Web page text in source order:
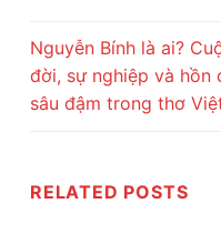
Nguyễn Bính là ai?
đời, sự nghiệp và hồn
sâu đậm trong thơ
RELATED POSTS